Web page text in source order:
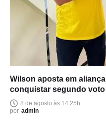
Wilson aposta em
conquistar segundo
Senado
8 de agosto às 14:25h
por admin